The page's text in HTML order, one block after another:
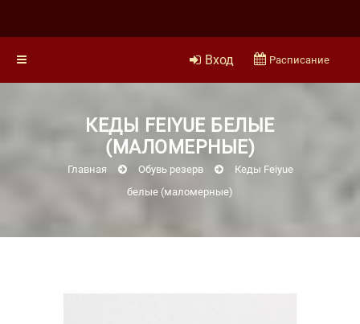
Вход Расписание
КЕДЫ FEIYUE БЕЛЫЕ
(МАЛОМЕРНЫЕ)
Главная Обувь резерв
Кеды Feiyue
белые (маломерные)